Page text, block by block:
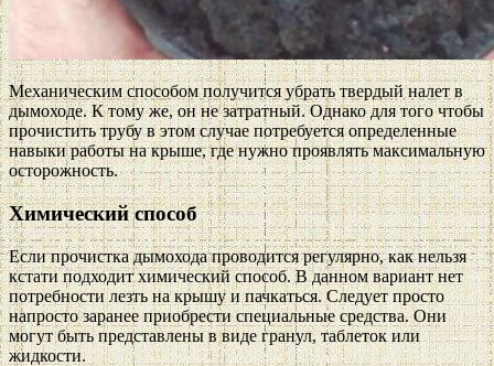
Механическим способом получится убрать твердый налет в
дымоходе. К тому же, он не затратный. Однако для того чтобы
прочистить трубу в этом случае потребуется определенные
навыки работы на крыше, где нужно проявлять максимальную
осторожность.
Химический способ
Если прочистка дымохода проводится регулярно, как нельзя
кстати подходит химический способ. В данном вариант нет
потребности лезть на крышу и пачкаться. Следует просто
напросто заранее приобрести специальные средства. Они
могут быть представлены в виде гранул, таблеток или
жидкости.